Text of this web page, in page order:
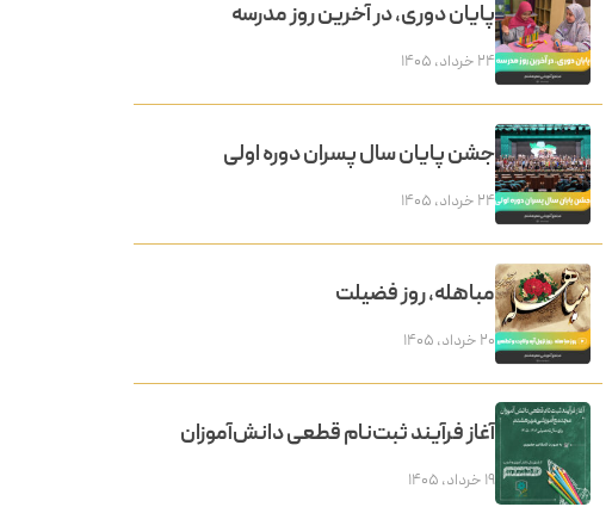
پایان دوری، در آخرین روز مدرسه
۲۴ خرداد, ۱۴۰۵
جشن پایان سال پسران دوره اولی
۲۴ خرداد, ۱۴۰۵
مباهله، روز فضیلت
۲۰ خرداد, ۱۴۰۵
آغاز فرآیند ثبت‌نام قطعی دانش‌آموزان
۱۹ خرداد, ۱۴۰۵